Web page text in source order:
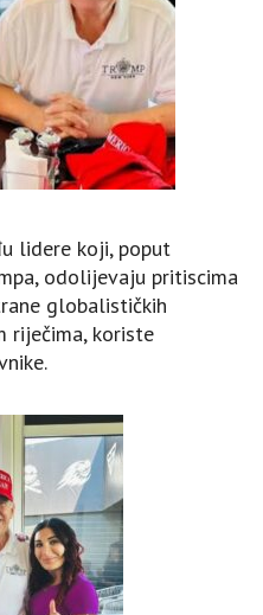
lidere koji, poput
odolijevaju pritiscima
globalističkih
riječima, koriste